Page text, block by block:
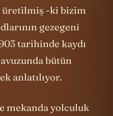
üretilmiş -ki bizim
gezegeni
tarihinde kaydı
bütün
anlatılıyor.
mekanda yolculuk